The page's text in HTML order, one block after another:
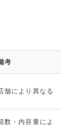
考
舗により異なる
数・内容量によ